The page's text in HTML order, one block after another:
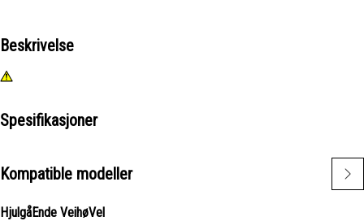
Beskrivelse
Spesifikasjoner
Kompatible modeller
HjulgåEnde VeihøVel